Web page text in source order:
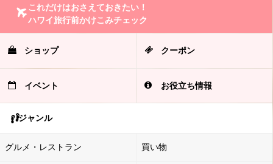
これだけはおさえておきたい！
ハワイ旅行前かけこみチェック
ショップ クーポン
イベント お役立ち情報
ジャンル
グルメ・レストラン 買い物